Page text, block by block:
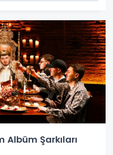
Albüm Şarkıları